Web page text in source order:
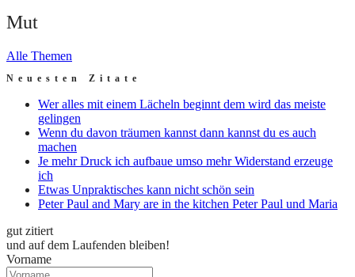
Mut
Alle Themen
Neuesten Zitate
Wer alles mit einem Lächeln beginnt dem wird das meiste
gelingen
Wenn du davon träumen kannst dann kannst du es auch
machen
Je mehr Druck ich aufbaue umso mehr Widerstand erzeuge
ich
Etwas Unpraktisches kann nicht schön sein
Peter Paul and Mary are in the kitchen Peter Paul und Maria
gut zitiert
und auf dem Laufenden bleiben!
Vorname